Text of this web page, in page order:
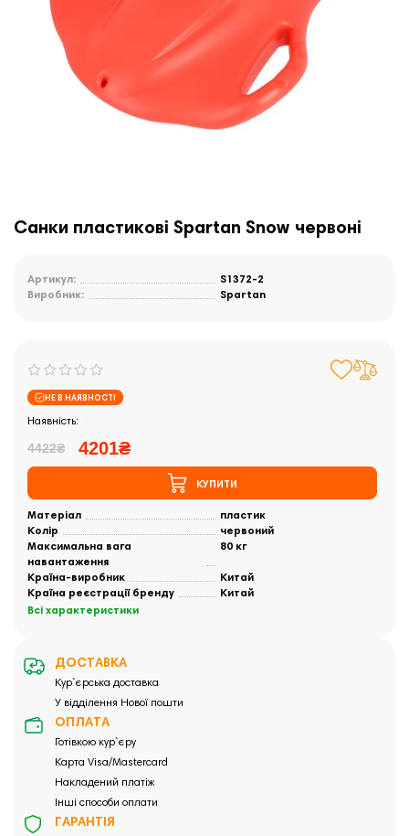
Санки пластикові Spartan Snow червоні
Артикул:
S1372-2
Виробник:
Spartan
НЕ В НАЯВНОСТІ
4422₴ 4201₴
КУПИТИ
Матеріал
пластик
Колір
червоний
Максимальна вага
навантаження
80 кг
Країна-виробник
Китай
Країна реєстрації бренду
Китай
Всі характеристики
ДОСТАВКА
Кур`єрська доставка
У відділення Нової пошти
ОПЛАТА
Готівкою кур`єру
Карта Visa/Mastercard
Накладений платіж
Інші способи оплати
ГАРАНТІЯ